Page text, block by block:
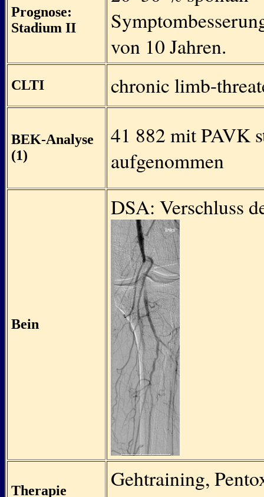
Prognose:
Stadium II
von 10 Jahren.
CLTI chronic limb-
BEK-Analyse
(1)
41 882 mit PAVK
aufgenommen
Bein
DSA: Verschluss
Therapie
Gehtraining,